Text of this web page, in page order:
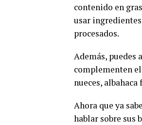
contenido en
usar
procesados.
Además, puedes
complementen
nueces,
Ahora que ya
hablar sobre sus